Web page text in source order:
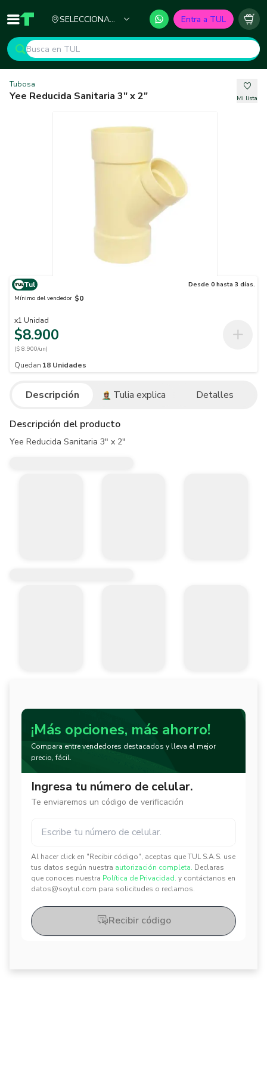
Inicio TUL - Tu Marketplace de Construcción
SELECCIONA
Entra a TUL
Tubosa
Yee Reducida Sanitaria 3" x 2" Mi lista
Tul
Desde 0 hasta 3 días.
Mínimo del vendedor $0
x1 Unidad
$8.900
($ 8.900/un)
Quedan 18 Unidades
Descripción Tulia explica Detalles
Descripción del producto
Yee Reducida Sanitaria 3" x 2"
¡Más opciones, más ahorro!
Compara entre vendedores destacados y lleva el mejor
precio, fácil.
Ingresa tu número de celular.
Te enviaremos un código de verificación
Al hacer click en "Recibir código", aceptas que TUL S.A.S. use
tus datos según nuestra autorización completa. Declaras
que conoces nuestra Política de Privacidad. y contáctanos en
datos@soytul.com para solicitudes o reclamos.
✕
✕
Recibir código